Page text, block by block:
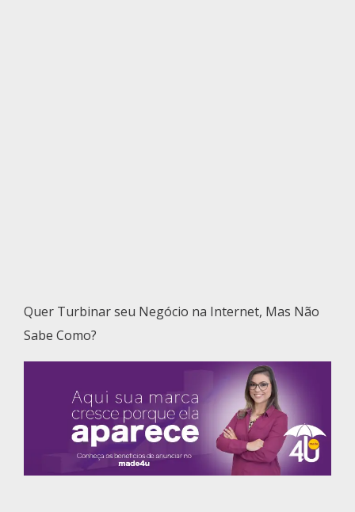
Quer Turbinar seu Negócio na Internet, Mas Não
Sabe Como?